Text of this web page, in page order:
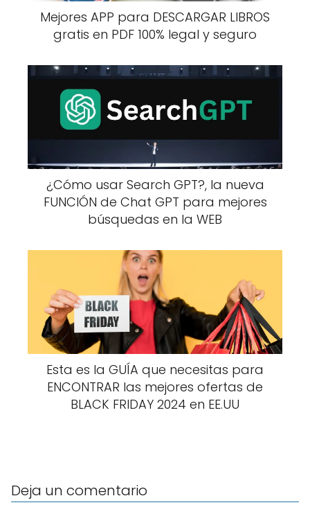
Mejores APP para DESCARGAR LIBROS
gratis en PDF 100% legal y seguro
¿Cómo usar Search GPT?, la nueva
FUNCIÓN de Chat GPT para mejores
búsquedas en la WEB
Esta es la GUÍA que necesitas para
ENCONTRAR las mejores ofertas de
BLACK FRIDAY 2024 en EE.UU
Deja un comentario